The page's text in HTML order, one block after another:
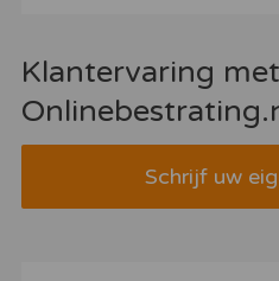
Klantervaring met
Schrijf uw